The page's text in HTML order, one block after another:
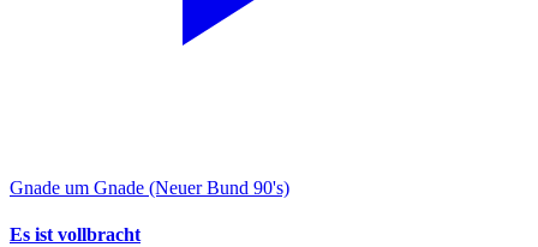
Gnade um Gnade (Neuer Bund 90's)
Es ist vollbracht